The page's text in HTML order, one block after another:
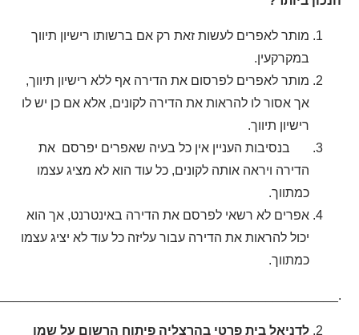
מותר לאפרים לעשות זאת רק אם ברשותו רישיון תיווך
במקרקעין.
מותר לאפרים לפרסום את הדירה אף ללא רישיון תיווך,
אך אסור לו להראות את הדירה לקונים, אלא אם כן יש לו
רישיון תיווך.
בנסיבות העניין אין כל בעיה שאפרים יפרסם את
הדירה ויראה אותה לקונים, כל עוד הוא לא מציג עצמו
כמתווך.
אפרים לא רשאי לפרסם את הדירה באינטרנט, אך הוא
יכול להראות את הדירה עבור עליזה כל עוד לא יציג עצמו
כמתווך.
לדניאל בית פרטי בהרצליה פיתוח הרשום על שמו